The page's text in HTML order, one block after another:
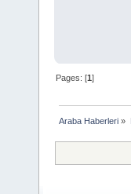
Pages: [1]
Araba Haberleri »